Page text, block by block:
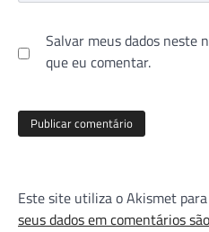
Salvar meus dados neste
que eu comentar.
Este site utiliza o Akismet
seus dados em comentários